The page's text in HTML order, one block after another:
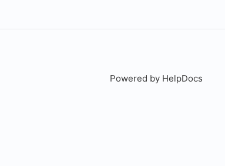
Powered by HelpDocs